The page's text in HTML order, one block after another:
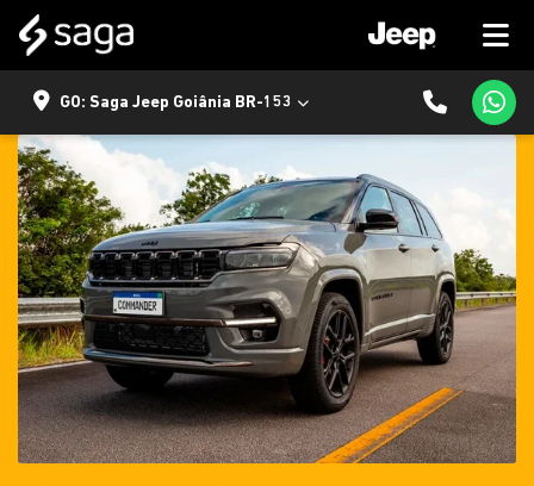
GO: Saga Jeep Goiânia BR-153